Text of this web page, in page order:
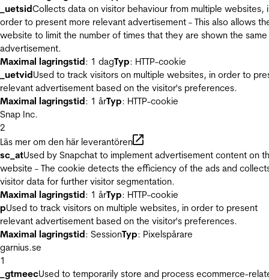
_uetsidCollects data on visitor behaviour from multiple websites,
order to present more relevant advertisement - This also allows
website to limit the number of times that they are shown the same
advertisement.
Maximal lagringstid: 1 dagTyp: HTTP-cookie
_uetvidUsed to track visitors on multiple websites, in order to
relevant advertisement based on the visitor's preferences.
Maximal lagringstid: 1 årTyp: HTTP-cookie
Snap Inc.
2
Läs mer om den här leverantören
sc_atUsed by Snapchat to implement advertisement content on
website - The cookie detects the efficiency of the ads and
visitor data for further visitor segmentation.
Maximal lagringstid: 1 årTyp: HTTP-cookie
pUsed to track visitors on multiple websites, in order to present
relevant advertisement based on the visitor's preferences.
Maximal lagringstid: SessionTyp: Pixelspårare
garnius.se
1
_gtmeecUsed to temporarily store and process ecommerce-